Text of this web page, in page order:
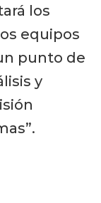
los
equipos
punto de
y